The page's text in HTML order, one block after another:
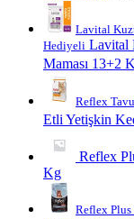
Lavital
Hediyeli Lavital
Maması 13+2
Reflex
Etli Yetişkin
Reflex
Kg
Reflex Plus